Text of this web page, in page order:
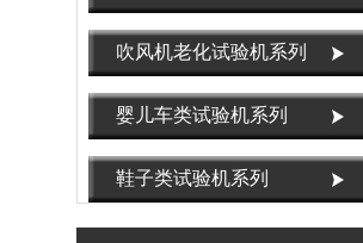
吹风机老化试验机系列
婴儿车类试验机系列
鞋子类试验机系列
OX-3811锁芯锁体寿命试验机，锁芯扭转寿
命试验机